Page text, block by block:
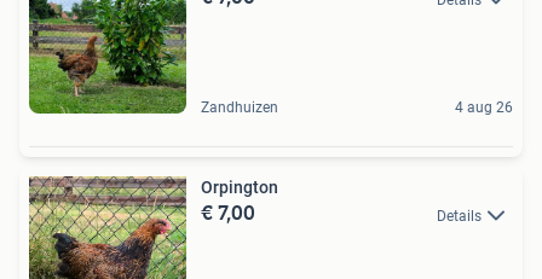
Zandhuizen 4 aug 26
Orpington
€ 7,00 Details